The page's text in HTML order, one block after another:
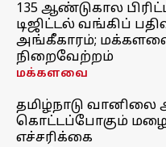
135 ஆண்டுகால
டிஜிட்டல் வங்கிப்
அங்கீகாரம்;
நிறைவேற்றம்
மக்களவை
தமிழ்நாடு
கொட்டப்போகும்
எச்சரிக்கை